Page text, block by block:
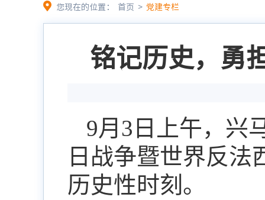
您现在的位置： 首页 > 党建专栏
铭记历史，勇
9月3日上午，兴
日战争暨世界反法
历史性时刻。